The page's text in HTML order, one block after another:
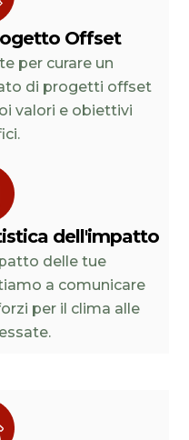
Offset
per curare un
di progetti offset
valori e obiettivi
dell'impatto
delle tue
a comunicare
per il clima alle